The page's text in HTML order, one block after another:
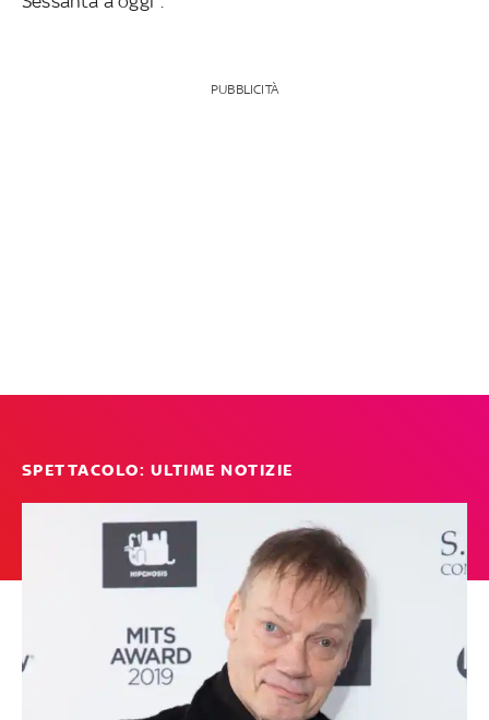
PUBBLICITÀ
SPETTACOLO: ULTIME NOTIZIE